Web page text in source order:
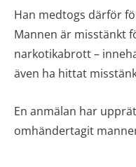
Han medtogs därför
Mannen är misstänkt
narkotikabrott –
även ha hittat
En anmälan har
omhändertagit